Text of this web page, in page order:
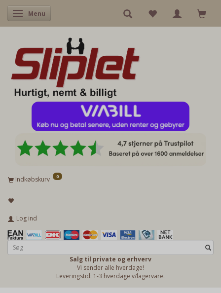
Skifte navigation
Menu
Indkøbskurv 0
Log ind
Salg til private og erhverv
Vi sender alle hverdage!
Leveringstid: 1-3 hverdage v/lagervare.